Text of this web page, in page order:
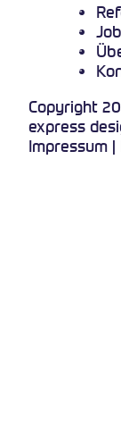
Copyright
express
Impressum |